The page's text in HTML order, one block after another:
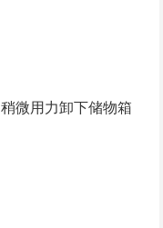
微用力卸下储物箱